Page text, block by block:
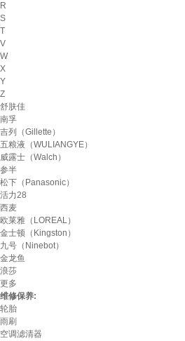
R
S
T
V
W
X
Y
Z
舒肤佳
南孚
吉列（Gillette）
五粮液（WULIANGYE）
威露士（Walch）
参半
松下（Panasonic）
活力28
西麦
欧莱雅（LOREAL）
金士顿（Kingston）
九号（Ninebot）
金龙鱼
浪莎
更多
维修保养:
轮胎
雨刷
空调滤清器